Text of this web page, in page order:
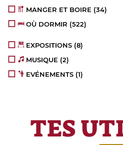
MANGER ET BOIRE (34)
OÙ DORMIR (522)
EXPOSITIONS (8)
MUSIQUE (2)
EVÉNEMENTS (1)
TES